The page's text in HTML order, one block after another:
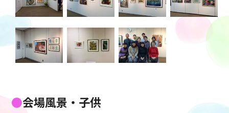
会場風景・子供